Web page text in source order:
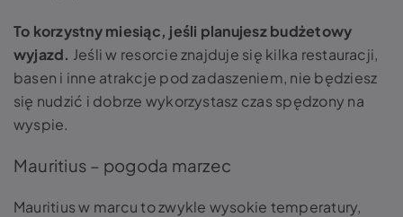
To korzystny miesiąc, jeśli planujesz budżetowy
wyjazd. Jeśliw resorcie znajduje się kilka restauracji,
basen i inne atrakcje pod zadaszeniem, nie będziesz
się nudzić i dobrze wykorzystasz czas spędzony na
wyspie.
Mauritius – pogoda marzec
Mauritius w marcu to zwykle wysokie temperatury,